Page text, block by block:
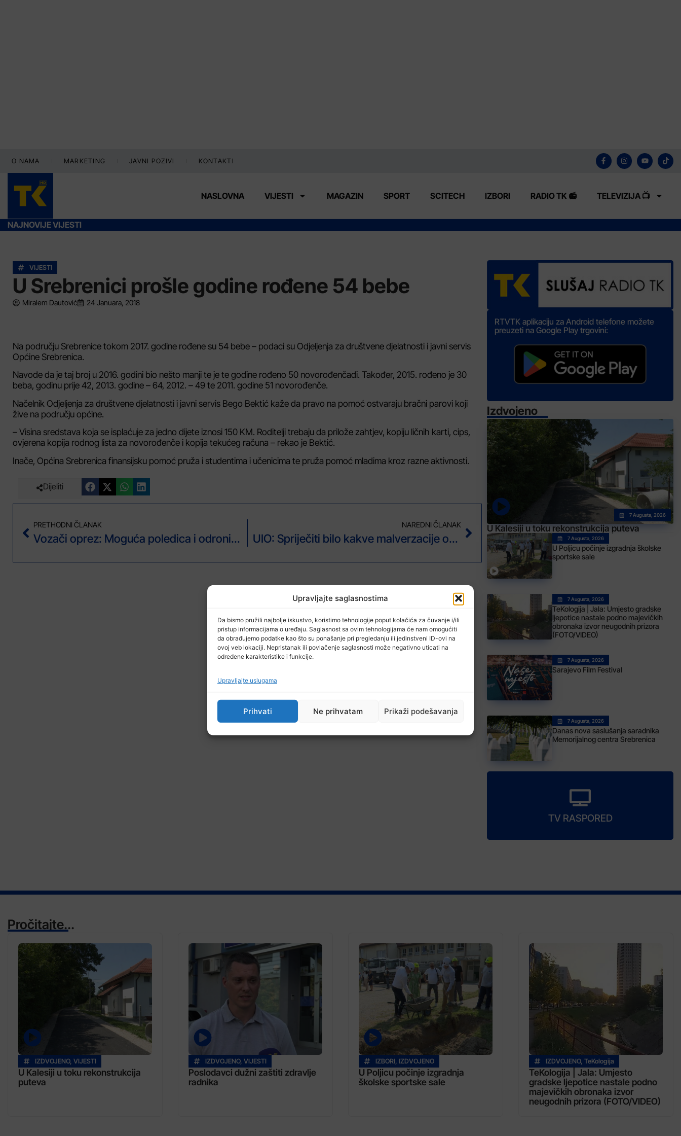
Upravljajte saglasnostima
Da bismo pružili najbolje iskustvo, koristimo tehnologije poput kolačića za čuvanje i/ili
pristup informacijama o uređaju. Saglasnost sa ovim tehnologijama će nam omogućiti
da obrađujemo podatke kao što su ponašanje pri pregledanju ili jedinstveni ID-ovi na
ovoj veb lokaciji. Nepristanak ili povlačenje saglasnosti može negativno uticati na
određene karakteristike i funkcije.
Upravljajte uslugama
Prihvati Ne prihvatam Prikaži podešavanja
O NAMA MARKETING JAVNI POZIVI KONTAKTI
NASLOVNA VIJESTI MAGAZIN SPORT SCITECH IZBORI RADIO TK 📻 TELEVIZIJA 📺
NAJNOVIJE VIJESTI
VIJESTI
U Srebrenici prošle godine rođene 54 bebe
Miralem Dautović 24 Januara, 2018
Na području Srebrenice tokom 2017. godine rođene su 54 bebe – podaci su Odjeljenja za društvene djelatnosti i javni servis
Općine Srebrenica.
Navode da je taj broj u 2016. godini bio nešto manji te je te godine rođeno 50 novorođenčadi. Također, 2015. rođeno je 30
beba, godinu prije 42, 2013. godine – 64, 2012. – 49 te 2011. godine 51 novorođenče.
Načelnik Odjeljenja za društvene djelatnosti i javni servis Bego Bektić kaže da pravo na pomoć ostvaraju bračni parovi koji
žive na području općine.
– Visina sredstava koja se isplaćuje za jedno dijete iznosi 150 KM. Roditelji trebaju da prilože zahtjev, kopiju ličnih karti, cips,
ovjerena kopija rodnog lista za novorođenče i kopija tekućeg računa – rekao je Bektić.
Inače, Općina Srebrenica finansijsku pomoć pruža i studentima i učenicima te pruža pomoć mladima kroz razne aktivnosti.
Dijeliti
PRETHODNI ČLANAK
Vozači oprez: Moguća poledica i odroni na putu!
NAREDNI ČLANAK
UIO: Spriječiti bilo kakve malverzacije oko zaliha nafte i plina
RTVTK aplikaciju za Android telefone možete
preuzeti na Google Play trgovini:
Izdvojeno
7 Augusta, 2026
U Kalesiji u toku rekonstrukcija puteva
7 Augusta, 2026
U Poljicu počinje izgradnja školske
sportske sale
7 Augusta, 2026
TeKologija | Jala: Umjesto gradske
ljepotice nastale podno majevičkih
obronaka izvor neugodnih prizora
(FOTO/VIDEO)
7 Augusta, 2026
Sarajevo Film Festival
7 Augusta, 2026
Danas nova saslušanja saradnika
Memorijalnog centra Srebrenica
TV RASPORED
Pročitajte...
IZDVOJENO, VIJESTI
U Kalesiji u toku rekonstrukcija
puteva
IZDVOJENO, VIJESTI
Poslodavci dužni zaštiti zdravlje
radnika
IZBORI, IZDVOJENO
U Poljicu počinje izgradnja
školske sportske sale
IZDVOJENO, TeKologija
TeKologija | Jala: Umjesto
gradske ljepotice nastale podno
majevičkih obronaka izvor
neugodnih prizora (FOTO/VIDEO)